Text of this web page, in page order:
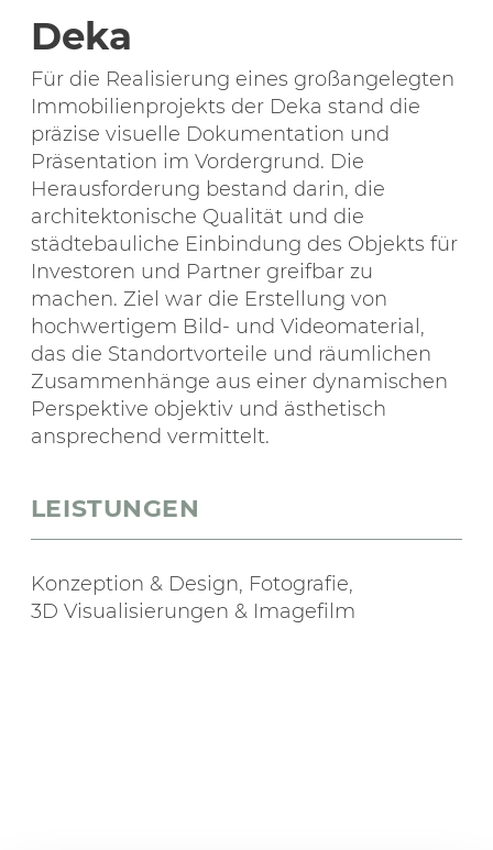
Deka
Für die Realisierung eines großangelegten
Immobilienprojekts der Deka stand die
präzise visuelle Dokumentation und
Präsentation im Vordergrund. Die
Herausforderung bestand darin, die
architektonische Qualität und die
städtebauliche Einbindung des Objekts für
Investoren und Partner greifbar zu
machen. Ziel war die Erstellung von
hochwertigem Bild- und Videomaterial,
das die Standortvorteile und räumlichen
Zusammenhänge aus einer dynamischen
Perspektive objektiv und ästhetisch
ansprechend vermittelt.
LEISTUNGEN
Konzeption & Design, Fotografie,
3D Visualisierungen & Imagefilm